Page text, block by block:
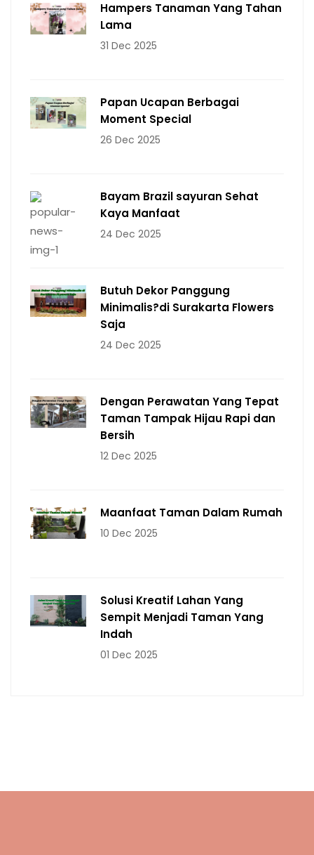
Hampers Tanaman Yang Tahan
Lama
31 Dec 2025
Papan Ucapan Berbagai
Moment Special
26 Dec 2025
Bayam Brazil sayuran Sehat
Kaya Manfaat
24 Dec 2025
Butuh Dekor Panggung
Minimalis?di Surakarta Flowers
Saja
24 Dec 2025
Dengan Perawatan Yang Tepat
Taman Tampak Hijau Rapi dan
Bersih
12 Dec 2025
Maanfaat Taman Dalam Rumah
10 Dec 2025
Solusi Kreatif Lahan Yang
Sempit Menjadi Taman Yang
Indah
01 Dec 2025